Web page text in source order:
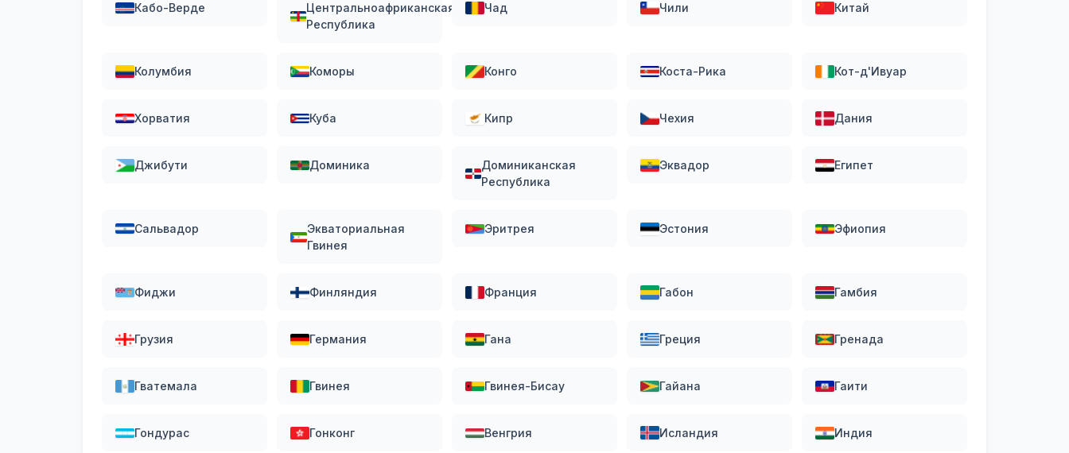
Кабо-Верде
Центральноафриканская
Республика
Чад Чили Китай
Колумбия Коморы Конго Коста-Рика Кот-д'Ивуар
Хорватия Куба Кипр Чехия Дания
Джибути Доминика
Доминиканская
Республика
Эквадор Египет
Сальвадор
Экваториальная
Гвинея
Эритрея Эстония Эфиопия
Фиджи Финляндия Франция Габон Гамбия
Грузия Германия Гана Греция Гренада
Гватемала Гвинея Гвинея-Бисау Гайана Гаити
Гондурас Гонконг Венгрия Исландия Индия